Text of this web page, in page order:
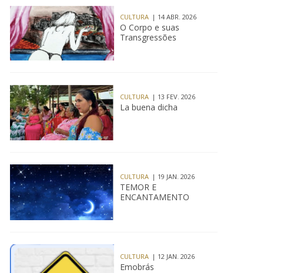
CULTURA | 14 ABR. 2026
O Corpo e suas
Transgressões
CULTURA | 13 FEV. 2026
La buena dicha
CULTURA | 19 JAN. 2026
TEMOR E
ENCANTAMENTO
CULTURA | 12 JAN. 2026
Emobrás